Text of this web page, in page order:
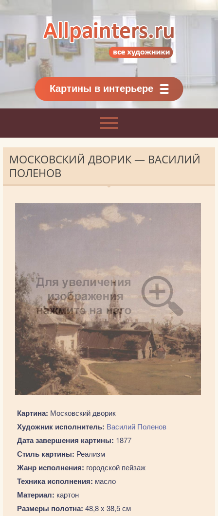
Картины классиков
и современников
Картины в интерьере
МОСКОВСКИЙ ДВОРИК — ВАСИЛИЙ
ПОЛЕНОВ
Картина: Московский дворик
Художник исполнитель: Василий Поленов
Дата завершения картины: 1877
Стиль картины: Реализм
Жанр исполнения: городской пейзаж
Техника исполнения: масло
Материал: картон
Размеры полотна: 48,8 x 38,5 см